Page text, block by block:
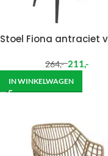
Stoel Fiona antraciet
264,- 211,-
IN WINKELWAGEN